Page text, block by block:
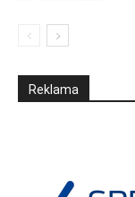
Reklama